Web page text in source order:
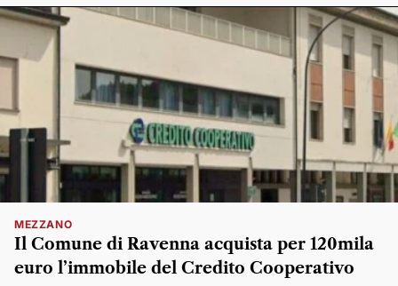
MEZZANO
Il Comune di Ravenna acquista per 120mila
euro l’immobile del Credito Cooperativo